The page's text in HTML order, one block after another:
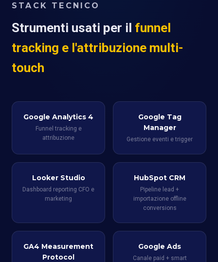
STACK TECNICO
Strumenti usati per il funnel
tracking e l'attribuzione multi-
touch
Google Analytics 4
Funnel tracking e
attribuzione
Google Tag
Manager
Gestione eventi e trigger
Looker Studio
Dashboard reporting CFO e
marketing
HubSpot CRM
Pipeline lead +
importazione offline
conversions
GA4 Measurement
Protocol
Google Ads
Canale paid + smart